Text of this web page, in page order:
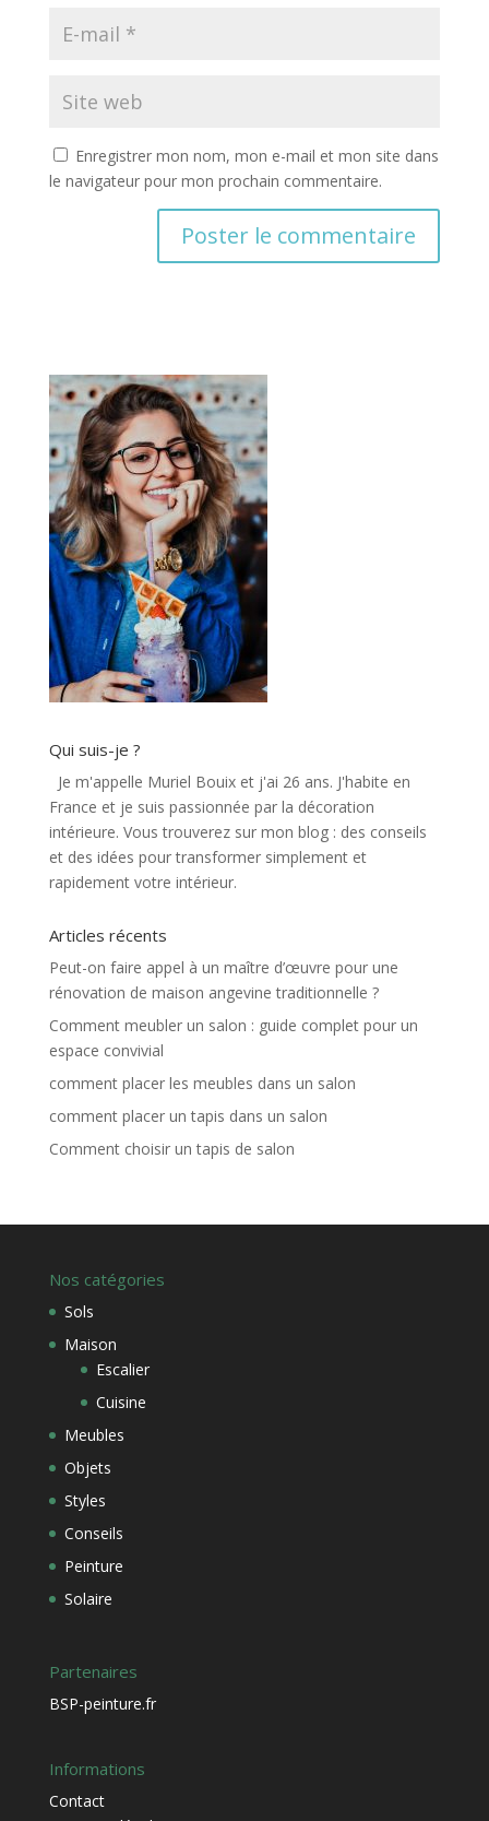
Enregistrer mon nom, mon e-mail et mon site dans
le navigateur pour mon prochain commentaire.
Qui suis-je ?
Je m'appelle Muriel Bouix et j'ai 26 ans. J'habite en
France et je suis passionnée par la décoration
intérieure. Vous trouverez sur mon blog : des conseils
et des idées pour transformer simplement et
rapidement votre intérieur.
Articles récents
Peut-on faire appel à un maître d’œuvre pour une
rénovation de maison angevine traditionnelle ?
Comment meubler un salon : guide complet pour un
espace convivial
comment placer les meubles dans un salon
comment placer un tapis dans un salon
Comment choisir un tapis de salon
Nos catégories
Sols
Maison
Escalier
Cuisine
Meubles
Objets
Styles
Conseils
Peinture
Solaire
Partenaires
BSP-peinture.fr
Informations
Contact